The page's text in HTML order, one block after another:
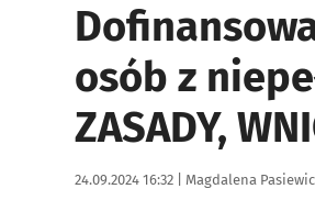
osób z
ZASADY,
Data publikacji:
24.09.2024 16:32 | Autor:
Magdalena